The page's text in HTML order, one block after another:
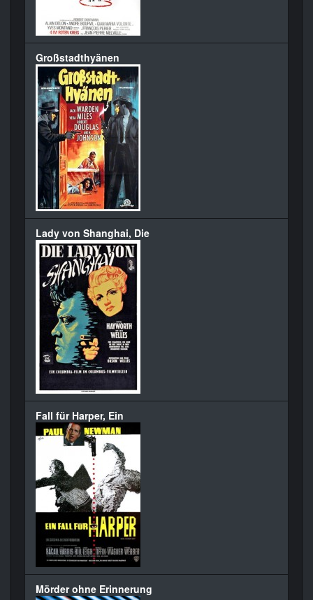
Großstadthyänen
Lady von Shanghai, Die
Fall für Harper, Ein
Mörder ohne Erinnerung